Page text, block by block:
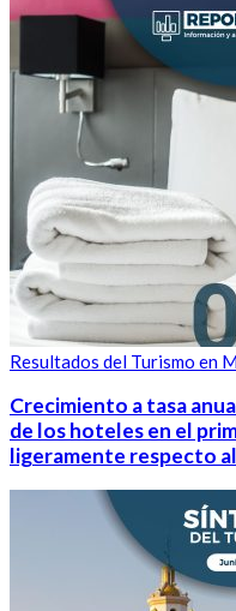
Resultados del Turismo en
Crecimiento a tasa
de los hoteles en el
ligeramente respecto